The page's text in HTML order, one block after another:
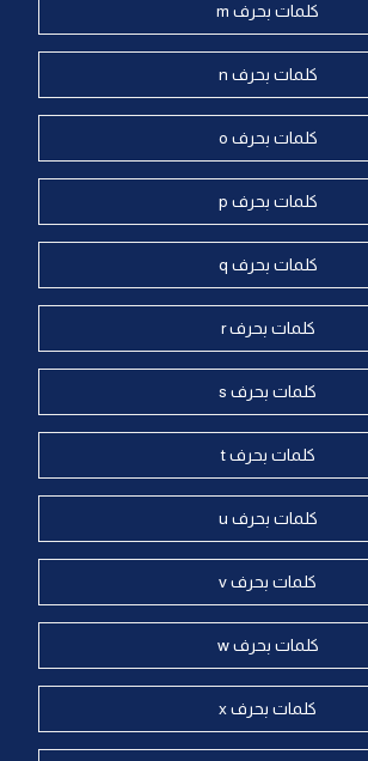
كلمات بحرف m
كلمات بحرف n
كلمات بحرف o
كلمات بحرف p
كلمات بحرف q
كلمات بحرف r
كلمات بحرف s
كلمات بحرف t
كلمات بحرف u
كلمات بحرف v
كلمات بحرف w
كلمات بحرف x